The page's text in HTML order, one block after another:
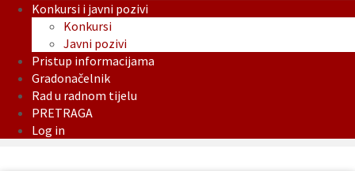
Konkursi i javni pozivi
Konkursi
Javni pozivi
Pristup informacijama
Gradonačelnik
Rad u radnom tijelu
PRETRAGA
Log in